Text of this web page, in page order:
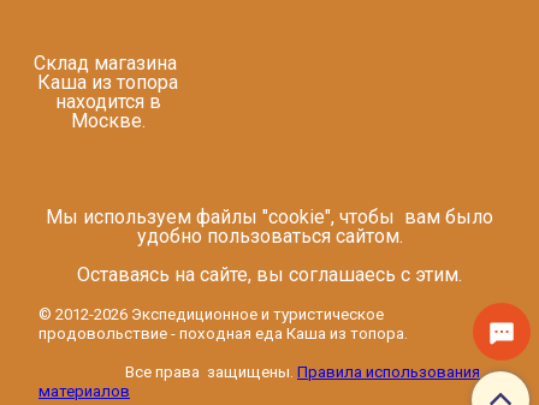
Склад магазина
Каша из топора
находится в
Москве.
Мы используем файлы "cookie", чтобы вам было
удобно пользоваться сайтом.
Оставаясь на сайте, вы соглашаесь с этим.
© 2012-2026 Экспедиционное и туристическое
продовольствие - походная еда Каша из топора.
Все права защищены. Правила использования
материалов